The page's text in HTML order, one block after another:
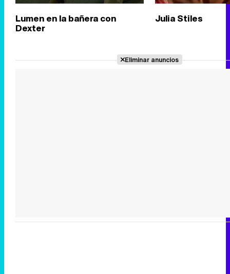
Lumen en la bañera con
Dexter
Julia Stiles
Eliminar anuncios